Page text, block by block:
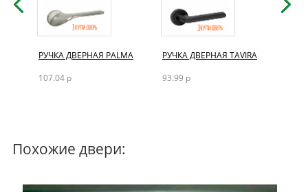
РУЧКА ДВЕРНАЯ PALMA
107.04 р
РУЧКА ДВЕРНАЯ TAVIRA
93.99 р
Похожие двери: